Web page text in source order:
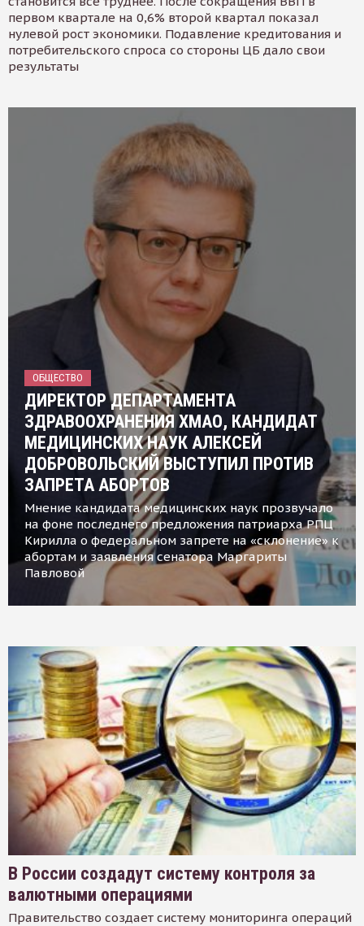
первом квартале на 0,6% второй квартал показал
нулевой рост экономики. Подавление кредитования и
потребительского спроса со стороны ЦБ дало свои
результаты
ОБЩЕСТВО
ДИРЕКТОР ДЕПАРТАМЕНТА
ЗДРАВООХРАНЕНИЯ ХМАО, КАНДИДАТ
МЕДИЦИНСКИХ НАУК АЛЕКСЕЙ
ДОБРОВОЛЬСКИЙ ВЫСТУПИЛ ПРОТИВ
ЗАПРЕТА АБОРТОВ
Мнение кандидата медицинских наук прозвучало
на фоне последнего предложения патриарха РПЦ
Кирилла о федеральном запрете на «склонение» к
абортам и заявления сенатора Маргариты
Павловой
В России создадут систему контроля за
валютными операциями
Правительство создает систему мониторинга операций